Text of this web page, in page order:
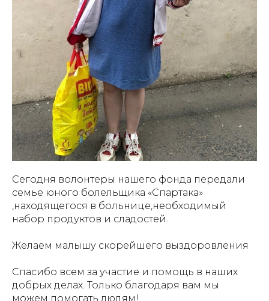
Сегодня волонтеры нашего фонда передали
семье юного болельщика «Спартака»
,находящегося в больнице,необходимый
набор продуктов и сладостей.
Желаем малышу скорейшего выздоровления
Спасибо всем за участие и помощь в наших
добрых делах. Только благодаря вам мы
можем помогать людям!